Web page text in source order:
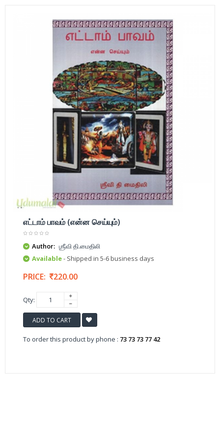
எட்டாம் பாவம் (என்ன செய்யும்)
Author: ஶ்ரீவி தி.மைதிலி
Available- Shipped in 5-6 business days
PRICE: 220.00
Qty:
ADD TO CART
To order this product by phone : 73 73 73 77 42